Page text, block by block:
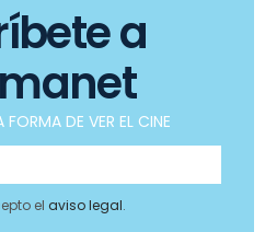
a
FORMA DE VER EL CINE
el aviso legal.